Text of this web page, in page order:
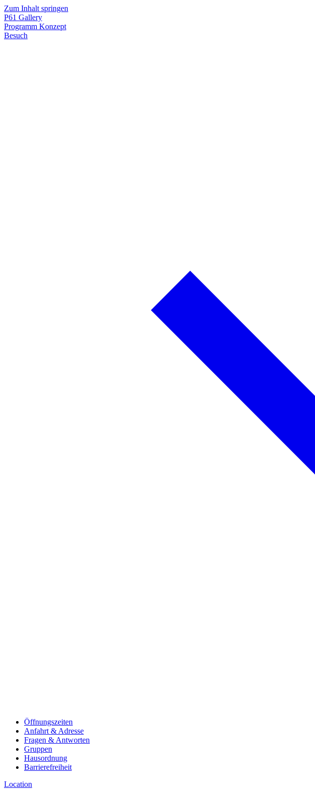
Zum Inhalt springen
P61 Gallery
Programm Konzept
Besuch
Öffnungszeiten
Anfahrt & Adresse
Fragen & Antworten
Gruppen
Hausordnung
Barrierefreiheit
Location